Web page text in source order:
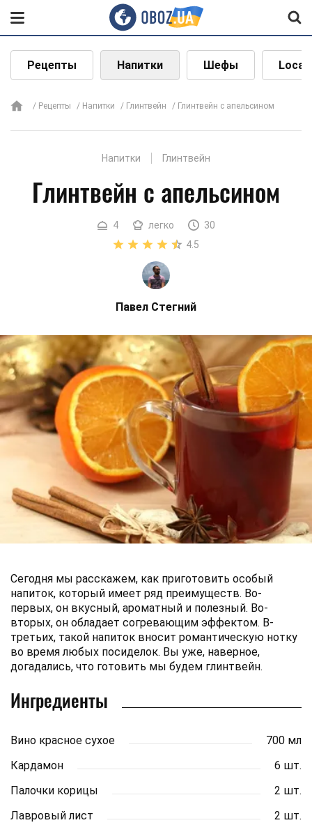
Рецепты Напитки Шефы Local
Рецепты Напитки Глинтвейн Глинтвейн с апельсином
Напитки Глинтвейн
Глинтвейн с апельсином
4 легко
30
4.5
Павел Стегний
Сегодня мы расскажем, как приготовить особый
напиток, который имеет ряд преимуществ. Во-
первых, он вкусный, ароматный и полезный. Во-
вторых, он обладает согревающим эффектом. В-
третьих, такой напиток вносит романтическую нотку
во время любых посиделок. Вы уже, наверное,
догадались, что готовить мы будем глинтвейн.
Ингредиенты
Вино красное сухое
700 мл
Кардамон
6 шт.
Палочки корицы
2 шт.
Лавровый лист
2 шт.